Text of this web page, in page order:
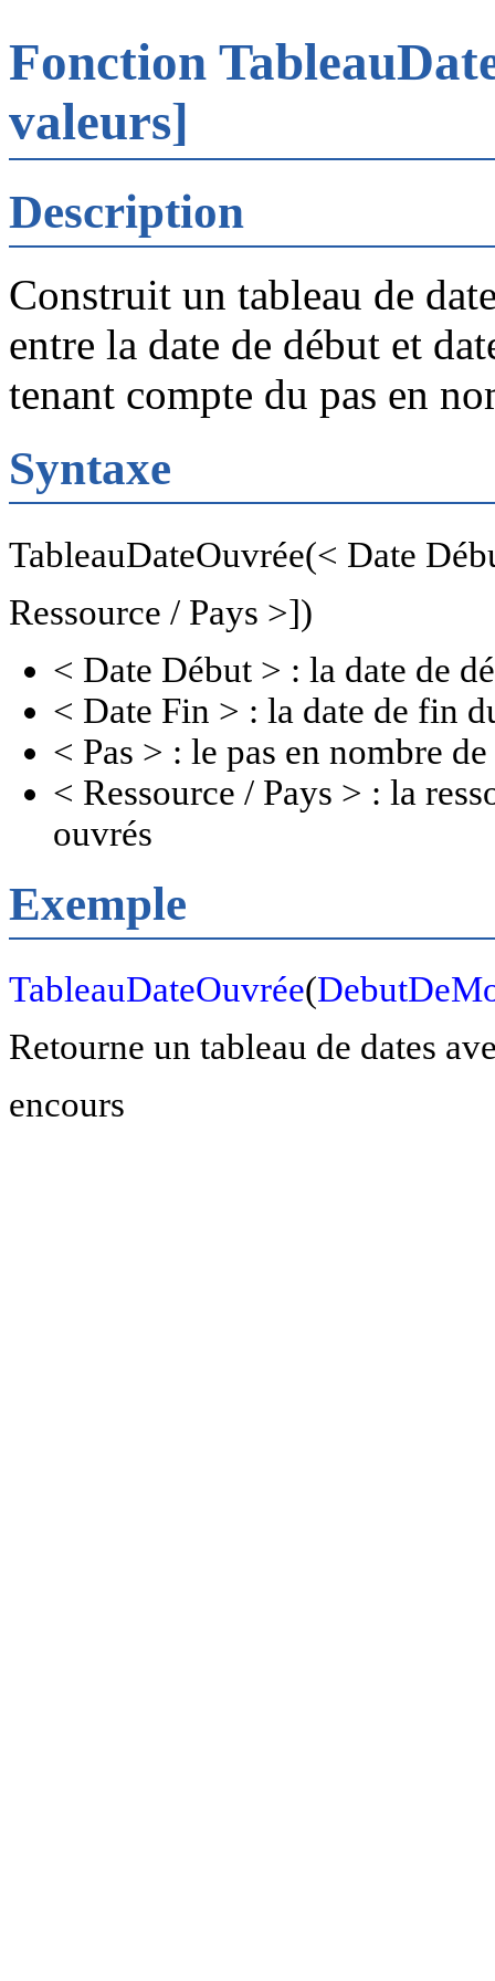
Fonction
valeurs]
Description
Construit un tableau de
entre la date de début et
tenant compte du pas en
Syntaxe
TableauDateOuvrée(< Date
Ressource / Pays >])
< Date Début > : la date de
< Date Fin > : la date de fin
< Pas > : le pas en nombre
< Ressource / Pays > : la
ouvrés
Exemple
TableauDateOuvrée(
Retourne un tableau de dates
encours